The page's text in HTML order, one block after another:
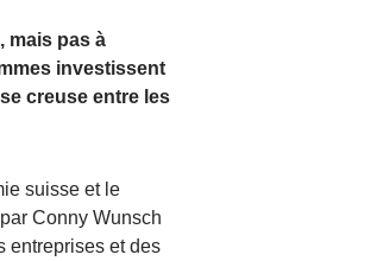
mais pas à
investissent
creuse entre les
suisse et le
Conny Wunsch
entreprises et des